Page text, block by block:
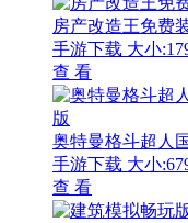
房产改造王免费
手游下载 大小
查 看
奥特曼格斗超人
手游下载 大小
查 看